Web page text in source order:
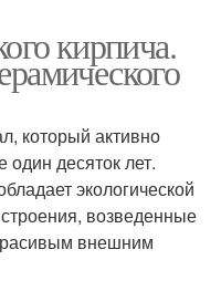
кирпича.
который активно
один десяток лет.
экологической
возведенные
внешним